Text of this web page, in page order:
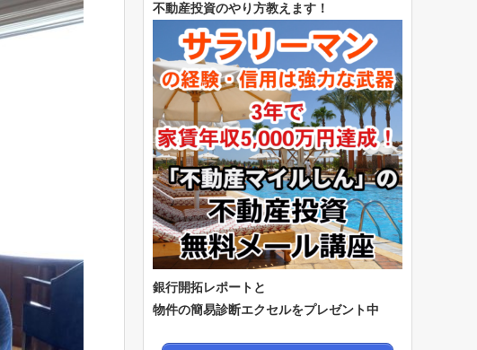
不動産投資のやり方教えます！
銀行開拓レポートと
物件の簡易診断エクセルをプレゼント中